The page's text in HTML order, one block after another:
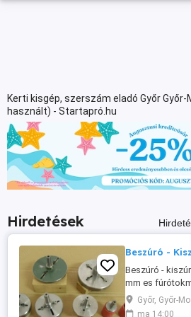
Kerti kisgép, szerszám eladó Győr
használt) - Startapró.hu
Hirdetések
Beszúró -
Beszúró -
mm es
gravírozható
Győr, Győr-
ma 14:00